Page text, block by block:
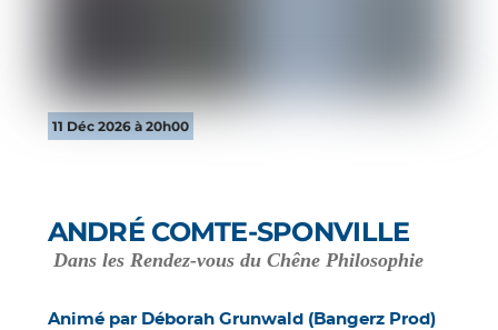
11 Déc 2026 à 20h00
ANDRÉ COMTE-SPONVILLE
Dans les Rendez-vous du Chêne Philosophie
Animé par Déborah Grunwald (Bangerz Prod)